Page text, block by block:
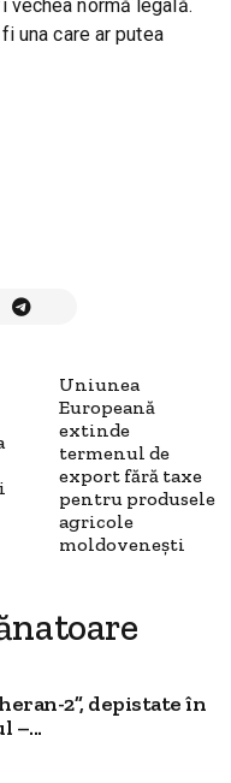
vechea normă legală.
una care ar putea
Uniunea
Europeană
extinde
termenul de
export fără taxe
pentru produsele
agricole
moldovenești
2”, depistate în
–...